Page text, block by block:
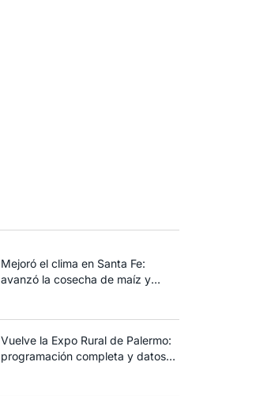
Mejoró el clima en Santa Fe:
avanzó la cosecha de maíz y
Vuelve la Expo Rural de Palermo:
programación completa y datos